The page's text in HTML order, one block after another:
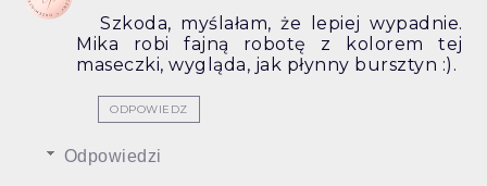
Szkoda, myślałam, że lepiej wypadnie.
Mika robi fajną robotę z kolorem tej
maseczki, wygląda, jak płynny bursztyn :).
ODPOWIEDZ
Odpowiedzi